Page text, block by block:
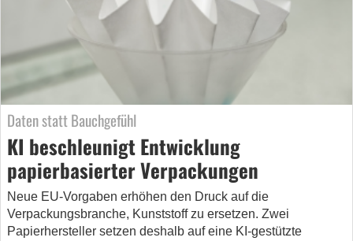
Daten statt Bauchgefühl
KI beschleunigt Entwicklung
papierbasierter Verpackungen
Neue EU-Vorgaben erhöhen den Druck auf die
Verpackungsbranche, Kunststoff zu ersetzen. Zwei
Papierhersteller setzen deshalb auf eine KI-gestützte